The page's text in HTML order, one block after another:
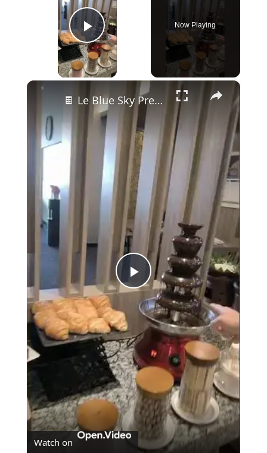
Play Video
Now Playing
×
Play
Video
🍫 Le Blue Sky Première Lounge de Bali — Bière pression, buffet indonésien et fontaine à chocolat 😱🇮🇩
Watch on